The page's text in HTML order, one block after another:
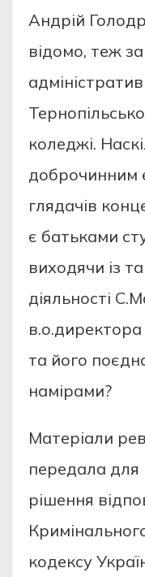
Андрій
відомо, теж
коледжі.
доброчинним
глядачів
є батьками
виходячи із
діяльності
та його
намірами?
Матеріали
передала для
рішення
кодексу